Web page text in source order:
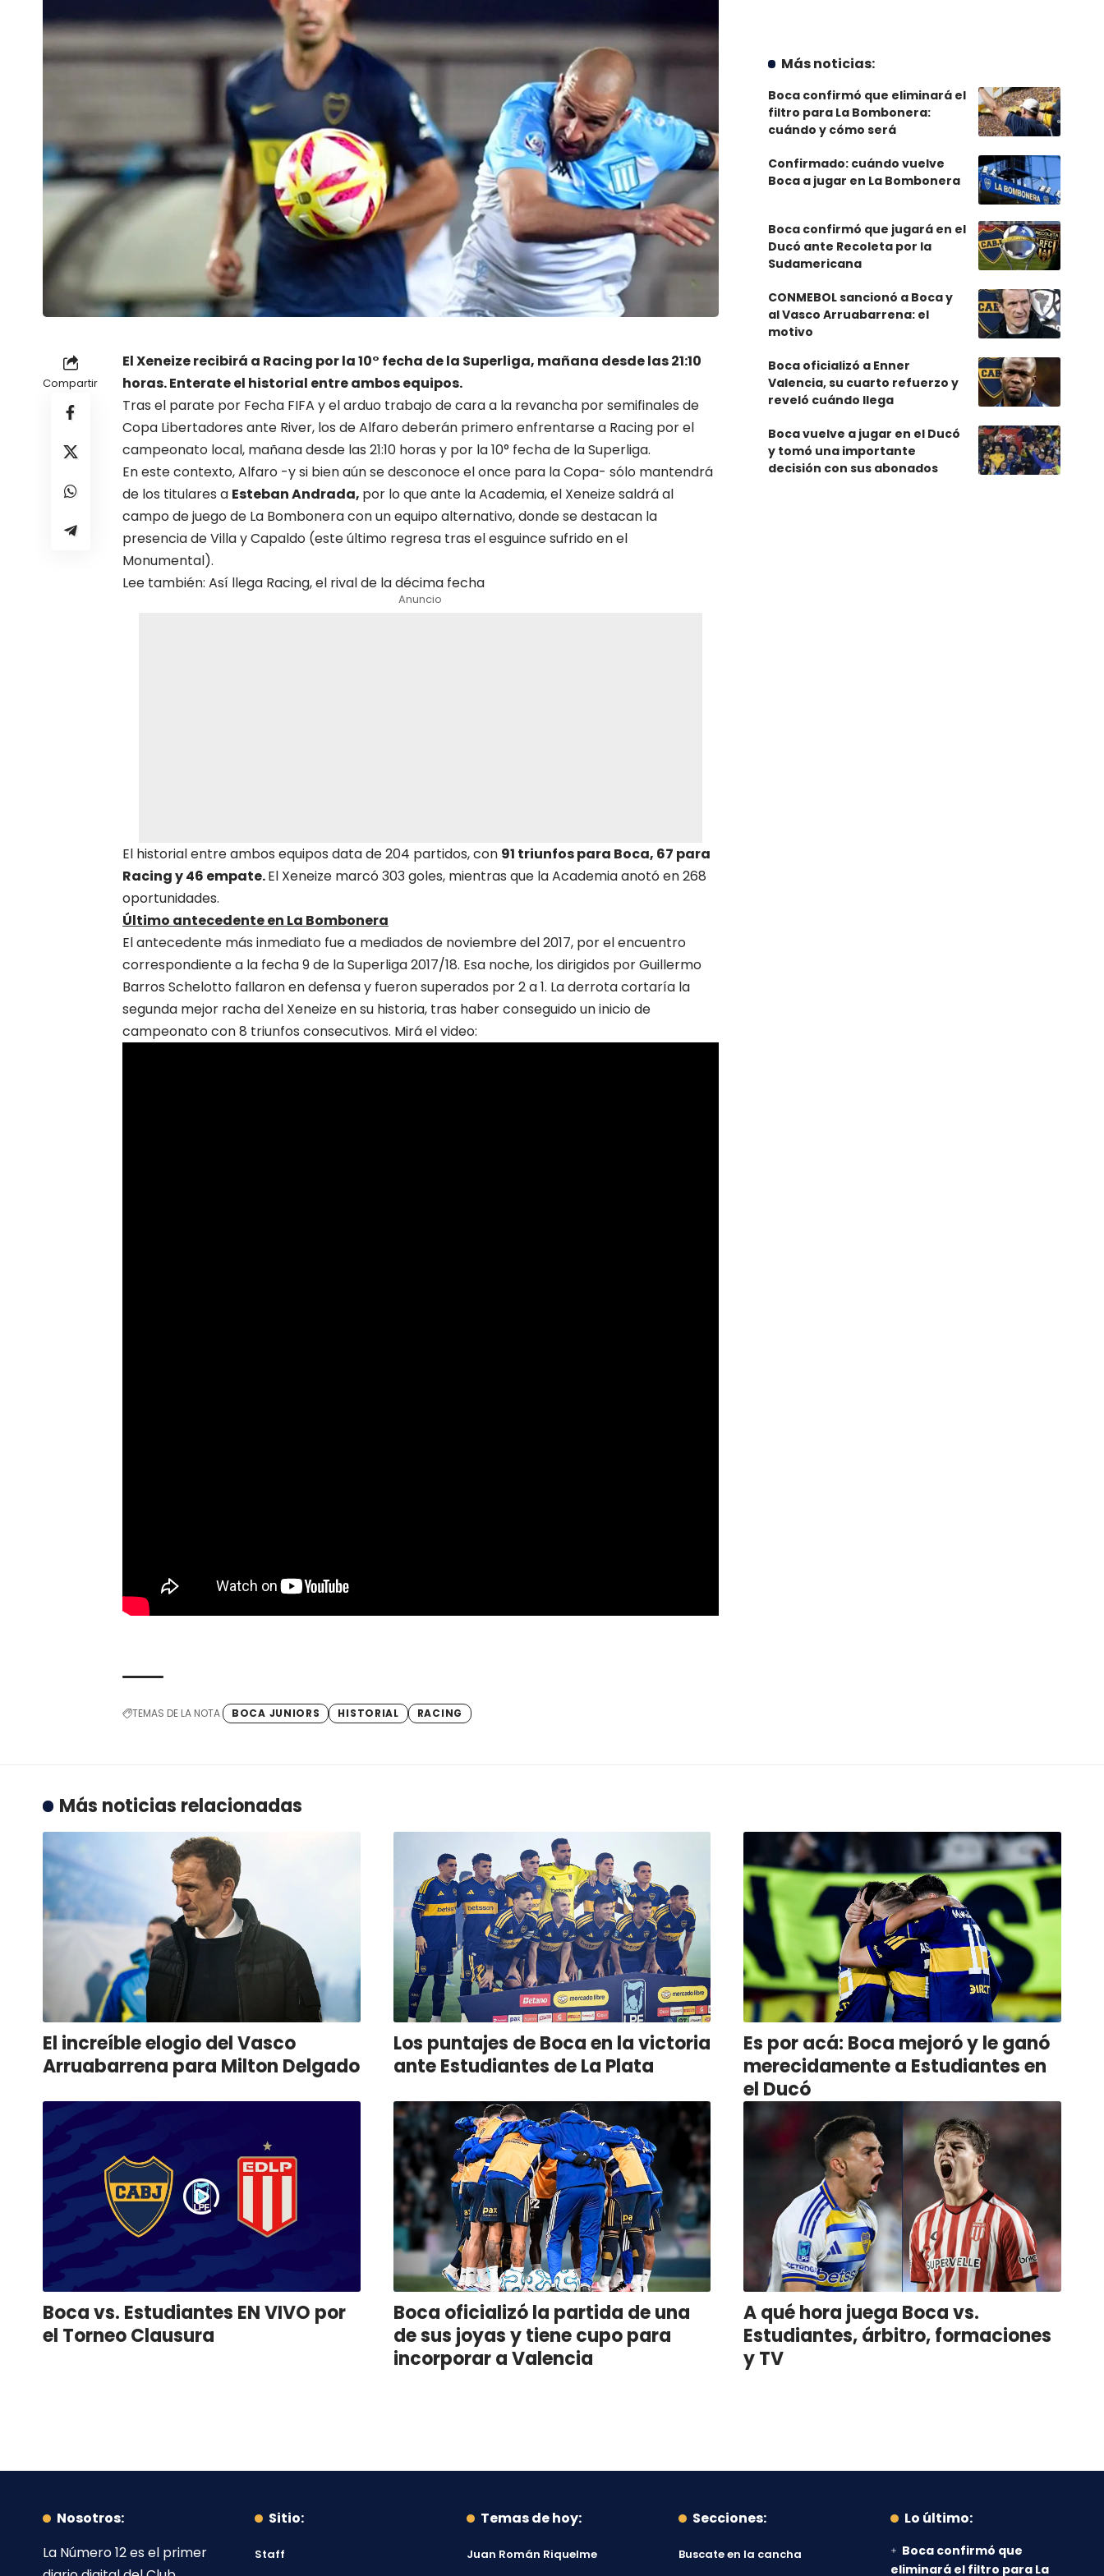
Compartir
El Xeneize recibirá a Racing por la 10° fecha de la Superliga, mañana desde las 21:10
horas. Enterate el historial entre ambos equipos.
Tras el parate por Fecha FIFA y el arduo trabajo de cara a la revancha por semifinales de
Copa Libertadores ante River, los de Alfaro deberán primero enfrentarse a Racing por el
campeonato local, mañana desde las 21:10 horas y por la 10° fecha de la Superliga.
En este contexto, Alfaro -y si bien aún se desconoce el once para la Copa- sólo mantendrá
de los titulares a Esteban Andrada, por lo que ante la Academia, el Xeneize saldrá al
campo de juego de La Bombonera con un equipo alternativo, donde se destacan la
presencia de Villa y Capaldo (este último regresa tras el esguince sufrido en el
Monumental).
Lee también: Así llega Racing, el rival de la décima fecha
Anuncio
El historial entre ambos equipos data de 204 partidos, con 91 triunfos para Boca, 67 para
Racing y 46 empate.El Xeneize marcó 303 goles, mientras que la Academia anotó en 268
oportunidades.
Último antecedente en La Bombonera
El antecedente más inmediato fue a mediados de noviembre del 2017, por el encuentro
correspondiente a la fecha 9 de la Superliga 2017/18. Esa noche, los dirigidos por Guillermo
Barros Schelotto fallaron en defensa y fueron superados por 2 a 1. La derrota cortaría la
segunda mejor racha del Xeneize en su historia, tras haber conseguido un inicio de
campeonato con 8 triunfos consecutivos. Mirá el video:
TEMAS DE LA NOTA BOCA JUNIORS HISTORIAL RACING
Más noticias:
Boca confirmó que eliminará el
filtro para La Bombonera:
cuándo y cómo será
Confirmado: cuándo vuelve
Boca a jugar en La Bombonera
Boca confirmó que jugará en el
Ducó ante Recoleta por la
Sudamericana
CONMEBOL sancionó a Boca y
al Vasco Arruabarrena: el
motivo
Boca oficializó a Enner
Valencia, su cuarto refuerzo y
reveló cuándo llega
Boca vuelve a jugar en el Ducó
y tomó una importante
decisión con sus abonados
Más noticias relacionadas
El increíble elogio del Vasco
Arruabarrena para Milton Delgado
Los puntajes de Boca en la victoria
ante Estudiantes de La Plata
Es por acá: Boca mejoró y le ganó
merecidamente a Estudiantes en
el Ducó
Boca vs. Estudiantes EN VIVO por
el Torneo Clausura
Boca oficializó la partida de una
de sus joyas y tiene cupo para
incorporar a Valencia
A qué hora juega Boca vs.
Estudiantes, árbitro, formaciones
y TV
Nosotros:
La Número 12es el primer
Sitio:
Staff
Temas de hoy:
Juan Román Riquelme
Secciones:
Buscate en la cancha
Lo último:
Boca confirmó que
eliminará el filtro para La